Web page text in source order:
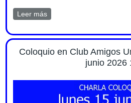
Leer mássobre Comunicado de
Coloquio en Club Amigos
junio 2026